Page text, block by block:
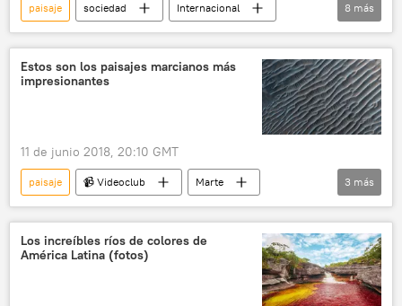
paisaje sociedad
Internacional
Multimedia
Rusia
📷 Fotos
Serguéi Shoigú
Sociedad Geográfica de Rusia
fotografía
noticias
8 más
Estos son los paisajes marcianos más
impresionantes
11 de junio 2018, 20:10 GMT
paisaje 📹 Videoclub
Marte
🪐 Astronomía
planeta espacio
3 más
Los increíbles ríos de colores de
América Latina (fotos)